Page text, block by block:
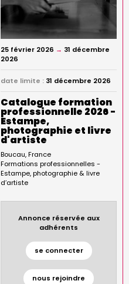
25 février 2026 → 31 décembre
2026
date limite : 31 décembre 2026
Catalogue formation
professionnelle 2026 -
Estampe,
photographie et livre
d'artiste
Boucau France
Formations professionnelles -
Estampe, photographie & livre
d’artiste
Annonce réservée aux
adhérents
se connecter
nous rejoindre